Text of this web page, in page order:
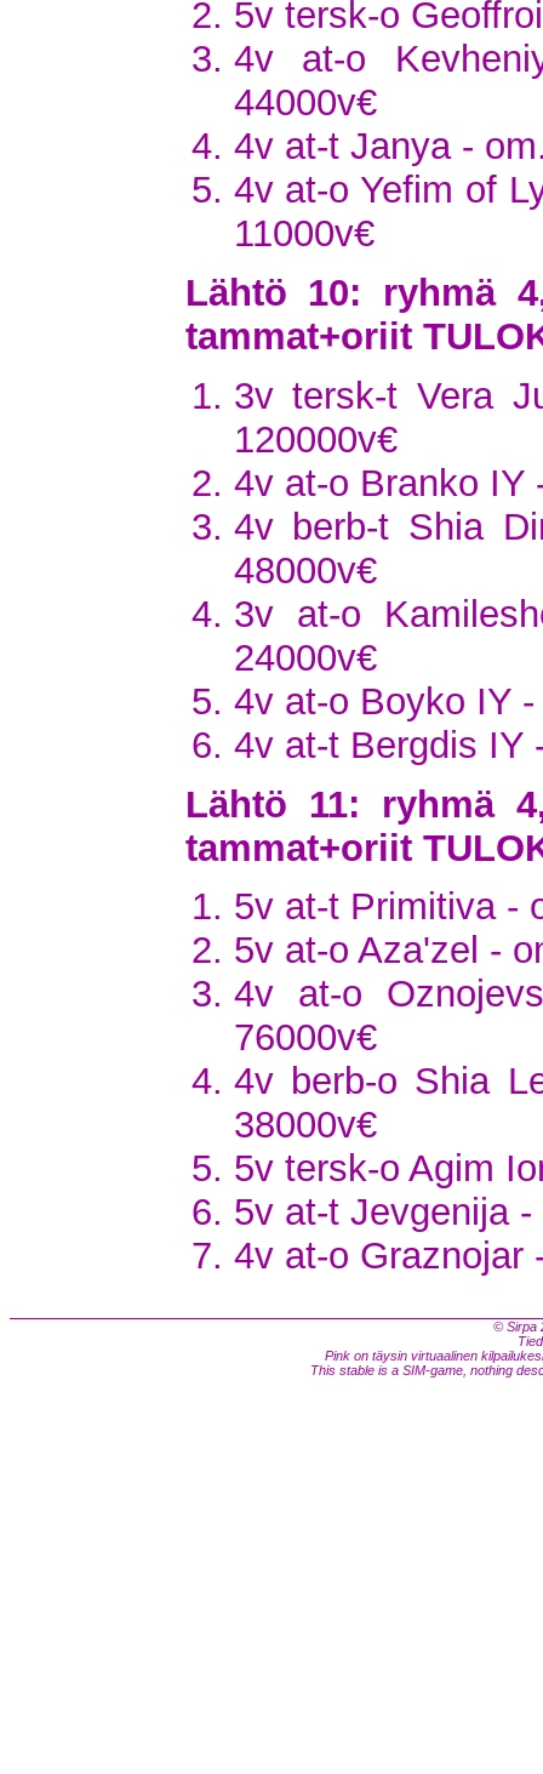
5v tersk-o
4v at-o
44000v€
4v at-t Janya -
4v at-o Yefim of
11000v€
Lähtö 10: ryhmä
tammat+oriit
3v tersk-t Vera
120000v€
4v at-o Branko IY
4v berb-t Shia
48000v€
3v at-o
24000v€
4v at-o Boyko IY
4v at-t Bergdis IY
Lähtö 11: ryhmä
tammat+oriit
5v at-t Primitiva -
5v at-o Aza'zel -
4v at-o
76000v€
4v berb-o Shia
38000v€
5v tersk-o Agim
5v at-t Jevgenija
4v at-o Graznojar
© Sirpa
Pink on täysin virtuaalinen
This stable is a SIM-game, nothing